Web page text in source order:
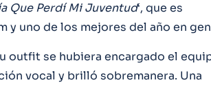
Que Perdí Mi Juventud‘, que es
y uno de los mejores del año en
outfit se hubiera encargado el
vocal y brilló sobremanera. Una